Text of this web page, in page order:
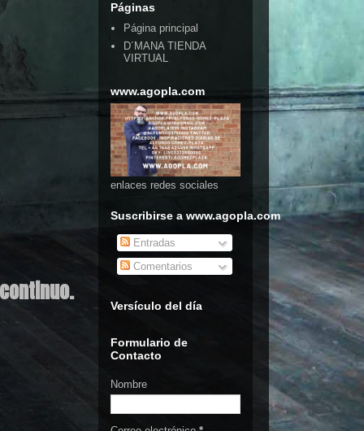
Páginas
Página principal
D´MANA TIENDA
VIRTUAL
www.agopla.com
enlaces redes sociales
Suscribirse a www.agopla.com
Entradas
Comentarios
Versículo del día
Formulario de
Contacto
Nombre